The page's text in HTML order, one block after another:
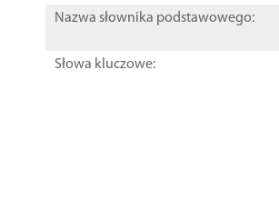
Nazwa słownika podstawowego:
Słowa kluczowe: